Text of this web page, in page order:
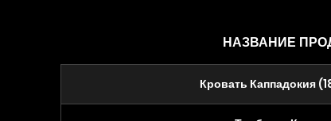
НАЗВАНИЕ
Кровать Каппадокия